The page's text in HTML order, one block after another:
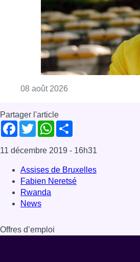
08 août 2026
Partager l'article
Facebook
TwitterWhatsApp
11 décembre 2019 - 16h31
Assises de Bruxelles
Fabien Neretsé
Rwanda
News
Offres d’emploi